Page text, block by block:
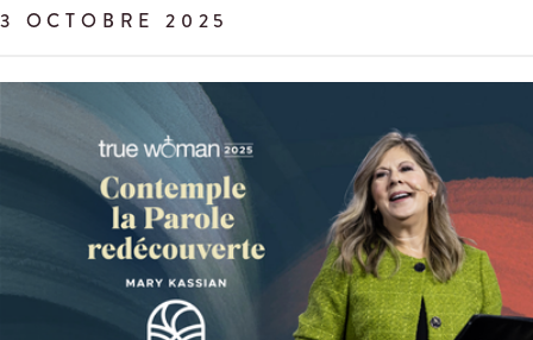
3 OCTOBRE 2025